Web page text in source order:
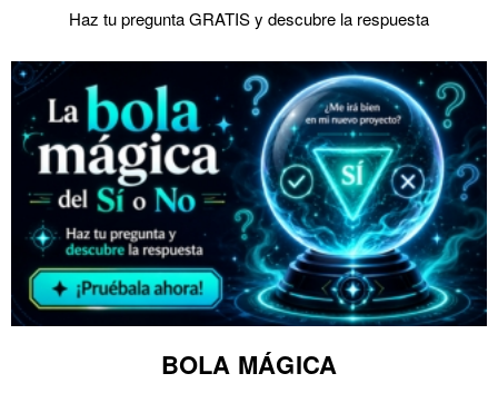
Haz tu pregunta GRATIS y descubre la respuesta
BOLA MÁGICA